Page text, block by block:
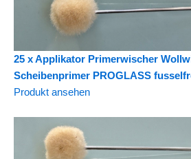
25 x Applikator Primerwischer
Scheibenprimer PROGLASS
Produkt ansehen